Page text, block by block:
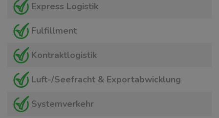
Express Logistik
Fulfillment
Kontraktlogistik
Luft-/Seefracht & Exportabwicklung
Systemverkehr